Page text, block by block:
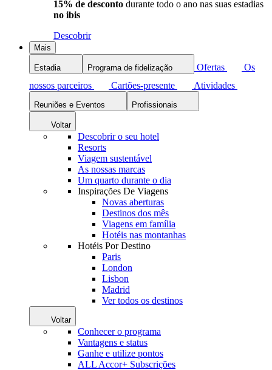
15% de desconto durante todo o ano nas suas estadias
no ibis
Descobrir
Mais
Estadia Programa de fidelização Ofertas
Os
nossos parceiros
Cartões-presente Atividades
Reuniões e Eventos Profissionais
Voltar
Descobrir o seu hotel
Resorts
Viagem sustentável
As nossas marcas
Um quarto durante o dia
Inspirações De Viagens
Novas aberturas
Destinos dos mês
Viagens em família
Hotéis nas montanhas
Hotéis Por Destino
Paris
London
Lisbon
Madrid
Ver todos os destinos
Voltar
Conhecer o programa
Vantagens e status
Ganhe e utilize pontos
ALL Accor+ Subscrições